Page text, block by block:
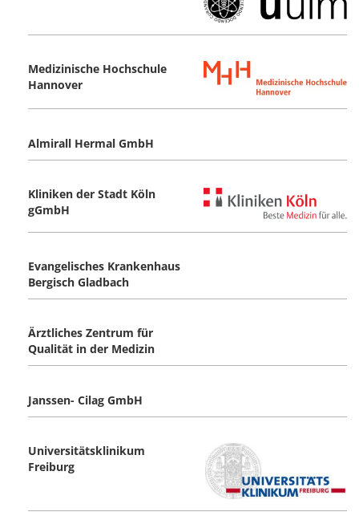
Medizinische Hochschule
Hannover
Almirall Hermal GmbH
Kliniken der Stadt Köln
gGmbH
Evangelisches Krankenhaus
Bergisch Gladbach
Ärztliches Zentrum für
Qualität in der Medizin
Janssen- Cilag GmbH
Universitätsklinikum
Freiburg